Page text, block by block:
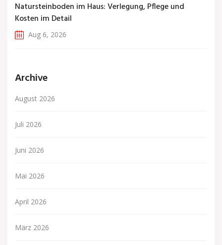
Natursteinboden im Haus: Verlegung, Pflege und
Kosten im Detail
Aug 6, 2026
Archive
August 2026
Juli 2026
Juni 2026
Mai 2026
April 2026
März 2026